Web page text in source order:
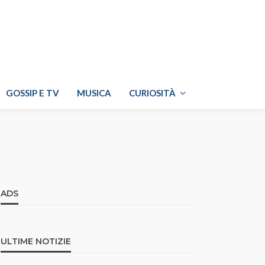
GOSSIP E TV MUSICA CURIOSITÀ
ADS
ULTIME NOTIZIE